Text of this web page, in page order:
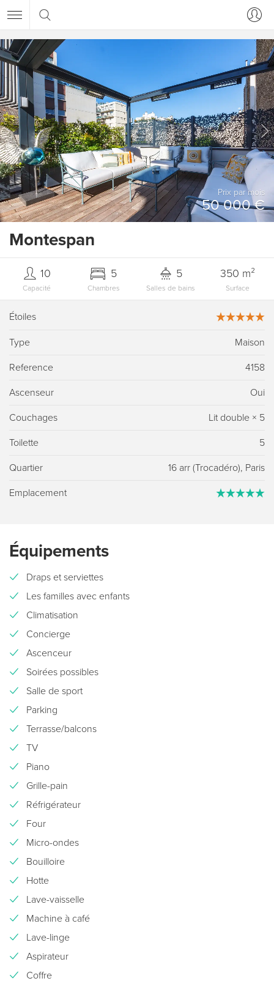
Prix ​​par mois
50 000 €
Montespan
Capacité
10
Chambres
5
Salles de bains
5
Surface
350 m²
Étoiles
Type Maison
Reference 4158
Ascenseur Oui
Couchages Lit double × 5
Toilette 5
Quartier 16 arr (Trocadéro), Paris
Emplacement
Équipements
Draps et serviettes
Les familles avec enfants
Climatisation
Concierge
Ascenceur
Soirées possibles
Salle de sport
Parking
Terrasse/balcons
TV
Piano
Grille-pain
Réfrigérateur
Four
Micro-ondes
Bouilloire
Hotte
Lave-vaisselle
Machine à café
Lave-linge
Aspirateur
Coffre